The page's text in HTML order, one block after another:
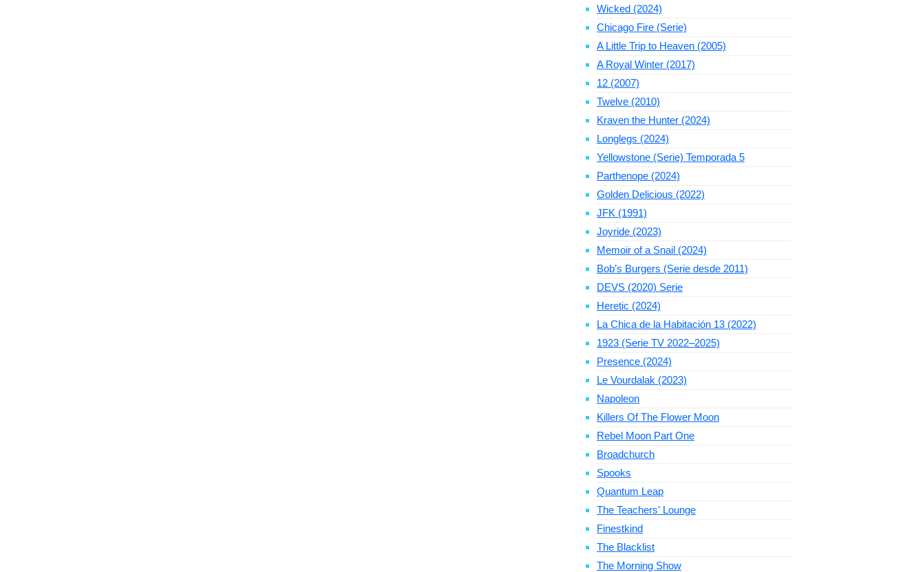
Wicked (2024)
Chicago Fire (Serie)
A Little Trip to Heaven (2005)
A Royal Winter (2017)
12 (2007)
Twelve (2010)
Kraven the Hunter (2024)
Longlegs (2024)
Yellowstone (Serie) Temporada 5
Parthenope (2024)
Golden Delicious (2022)
JFK (1991)
Joyride (2023)
Memoir of a Snail (2024)
Bob’s Burgers (Serie desde 2011)
DEVS (2020) Serie
Heretic (2024)
La Chica de la Habitación 13 (2022)
1923 (Serie TV 2022–2025)
Presence (2024)
Le Vourdalak (2023)
Napoleon
Killers Of The Flower Moon
Rebel Moon Part One
Broadchurch
Spooks
Quantum Leap
The Teachers’ Lounge
Finestkind
The Blacklist
The Morning Show